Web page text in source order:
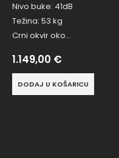
Nivo buke: 41dB
Težina: 53 kg
Crni okvir oko…
1.149,00 €
DODAJ U KOŠARICU